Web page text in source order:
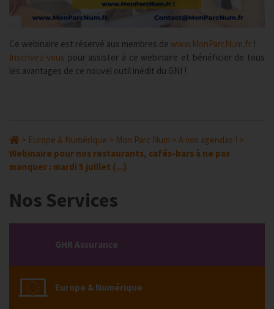
Ce webinaire est réservé aux membres de www.MonParcNum.fr !
Inscrivez-vous pour assister à ce webinaire et bénéficier de tous
les avantages de ce nouvel outil inédit du GNI !
> Europe & Numérique > Mon Parc Num >A vos agendas ! >
Webinaire pour nos restaurants, cafés-bars à ne pas
manquer : mardi 5 juillet (...)
Nos Services
GHR Assurance
Europe & Numérique